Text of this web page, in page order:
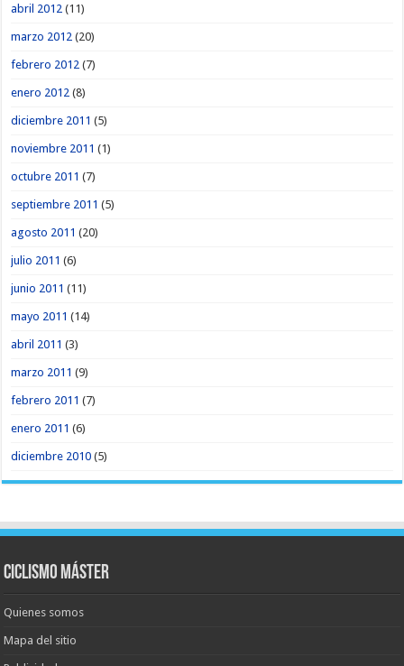
abril 2012 (11)
marzo 2012 (20)
febrero 2012 (7)
enero 2012 (8)
diciembre 2011 (5)
noviembre 2011 (1)
octubre 2011 (7)
septiembre 2011 (5)
agosto 2011 (20)
julio 2011 (6)
junio 2011 (11)
mayo 2011 (14)
abril 2011 (3)
marzo 2011 (9)
febrero 2011 (7)
enero 2011 (6)
diciembre 2010 (5)
Ciclismo Máster
Quienes somos
Mapa del sitio